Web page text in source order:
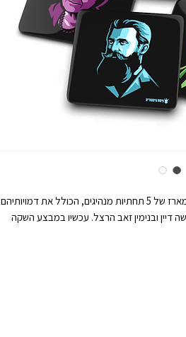
לרגל חגיגות עצמאות 75 למדינת ישראל - מארז של 5 תחתיות מנהיגים, הכולל את דמויותיהם
דיין ובנימין זאב הרצל. עכשיו במבצע השקה